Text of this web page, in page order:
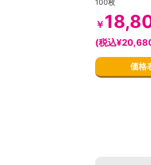
100枚
￥
(税込
価格